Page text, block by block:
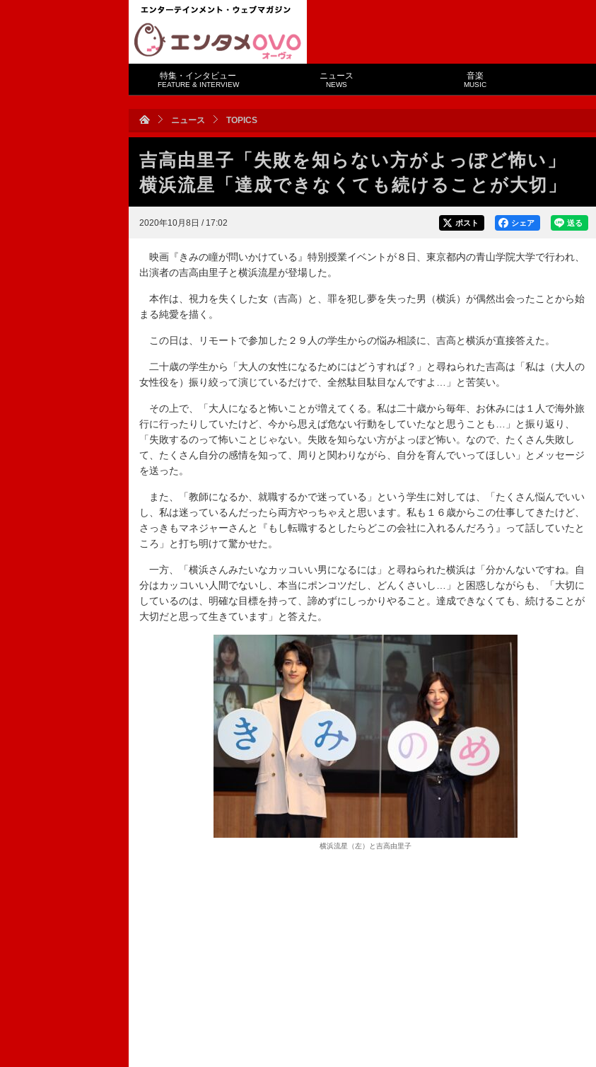
特集・インタビュー
FEATURE & INTERVIEW
ニュース
NEWS
音楽
MUSIC
ニュース TOPICS
吉高由里子「失敗を知らない方がよっぽど怖い」
横浜流星「達成できなくても続けることが大切」
2020年10月8日 / 17:02 送る
シェア
ポスト
映画『きみの瞳が問いかけている』特別授業イベントが８日、東京都内の青山学院大学で行われ、
出演者の吉高由里子と横浜流星が登場した。
本作は、視力を失くした女（吉高）と、罪を犯し夢を失った男（横浜）が偶然出会ったことから始
まる純愛を描く。
この日は、リモートで参加した２９人の学生からの悩み相談に、吉高と横浜が直接答えた。
二十歳の学生から「大人の女性になるためにはどうすれば？」と尋ねられた吉高は「私は（大人の
女性役を）振り絞って演じているだけで、全然駄目駄目なんですよ…」と苦笑い。
その上で、「大人になると怖いことが増えてくる。私は二十歳から毎年、お休みには１人で海外旅
行に行ったりしていたけど、今から思えば危ない行動をしていたなと思うことも…」と振り返り、
「失敗するのって怖いことじゃない。失敗を知らない方がよっぽど怖い。なので、たくさん失敗し
て、たくさん自分の感情を知って、周りと関わりながら、自分を育んでいってほしい」とメッセージ
を送った。
また、「教師になるか、就職するかで迷っている」という学生に対しては、「たくさん悩んでいい
し、私は迷っているんだったら両方やっちゃえと思います。私も１６歳からこの仕事してきたけど、
さっきもマネジャーさんと『もし転職するとしたらどこの会社に入れるんだろう』って話していたと
ころ」と打ち明けて驚かせた。
一方、「横浜さんみたいなカッコいい男になるには」と尋ねられた横浜は「分かんないですね。自
分はカッコいい人間でないし、本当にポンコツだし、どんくさいし…」と困惑しながらも、「大切に
しているのは、明確な目標を持って、諦めずにしっかりやること。達成できなくても、続けることが
大切だと思って生きています」と答えた。
横浜流星（左）と吉高由里子